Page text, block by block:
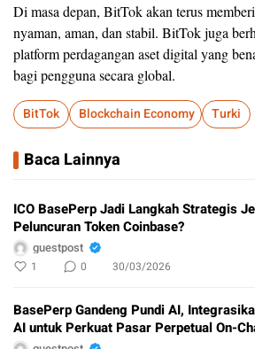
Di masa depan, BitTok akan terus
nyaman, aman, dan stabil. BitTok juga
platform perdagangan aset digital yang
bagi pengguna secara global.
BitTok Blockchain Economy Turki
Baca Lainnya
ICO BasePerp Jadi Langkah Strategis
Peluncuran Token Coinbase?
guestpost
1 0 30/03/2026
BasePerp Gandeng Pundi AI,
AI untuk Perkuat Pasar Perpetual On-